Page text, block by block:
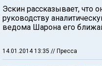
Эскин рассказывает, что
руководству
ведома Шарона его
14.01.2014 13:35 // Пресса